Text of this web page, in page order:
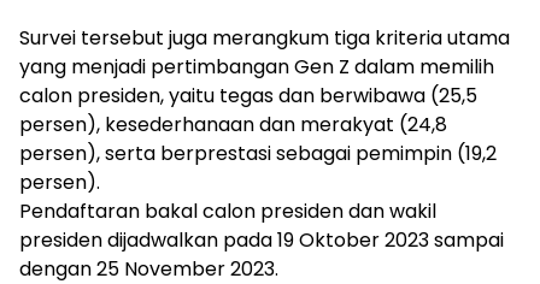
Survei tersebut juga merangkum tiga kriteria utama
yang menjadi pertimbangan Gen Z dalam memilih
calon presiden, yaitu tegas dan berwibawa (25,5
persen), kesederhanaan dan merakyat (24,8
persen), serta berprestasi sebagai pemimpin (19,2
persen).
Pendaftaran bakal calon presiden dan wakil
presiden dijadwalkan pada 19 Oktober 2023 sampai
dengan 25 November 2023.